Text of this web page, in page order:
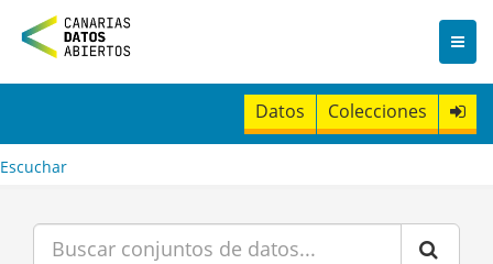
n
t
Datos Colecciones
Escuchar